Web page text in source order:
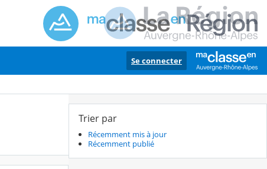
Se connecter
Trier par
Récemment mis à jour
Récemment publié